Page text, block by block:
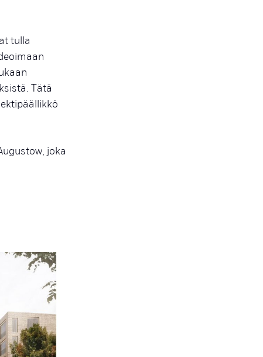
tulla
Tätä
joka